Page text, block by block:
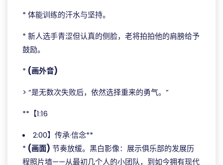
* 体能训练的汗水与坚持。
* 新人选手青涩但认真的侧脸，老将拍拍他的肩膀给予
鼓励。
* (画外音)
> “是无数次失败后，依然选择重来的勇气。”
**【1:16
2:00】传承·信念**
* (画面) 节奏放缓。黑白影像：展示俱乐部的发展历
程照片墙——从最初几个人的小团队，到如今拥有现代